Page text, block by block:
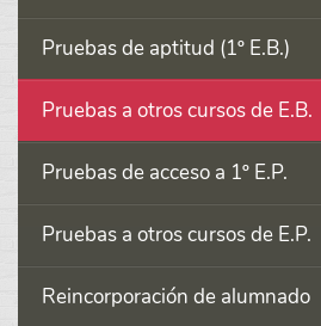
Pruebas de aptitud (1º E.B.)
Pruebas a otros cursos de E.B.
Pruebas de acceso a 1º E.P.
Pruebas a otros cursos de E.P.
Reincorporación de alumnado